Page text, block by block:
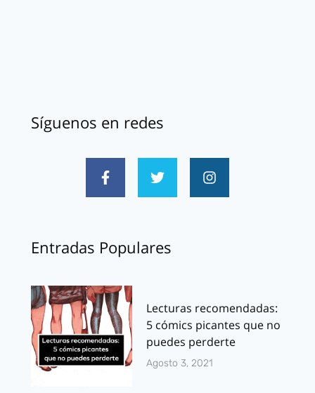
Síguenos en redes
Entradas Populares
Lecturas recomendadas:
5 cómics picantes que no
puedes perderte
Agosto 3, 2021